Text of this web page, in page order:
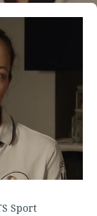
Sport